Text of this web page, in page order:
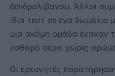
δενδρολίβανου. Άλλοι
ίδια τεστ σε ένα
μια ακόμη ομάδα έκαναν
καθαρό αέρα χωρίς
Οι ερευνητές